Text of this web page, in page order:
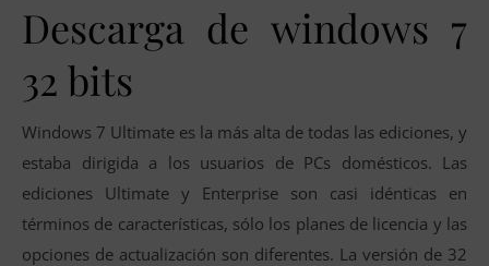
Descarga de windows 7
32 bits
Windows 7 Ultimate es la más alta de todas las ediciones, y
estaba dirigida a los usuarios de PCs domésticos. Las
ediciones Ultimate y Enterprise son casi idénticas en
términos de características, sólo los planes de licencia y las
opciones de actualización son diferentes. La versión de 32